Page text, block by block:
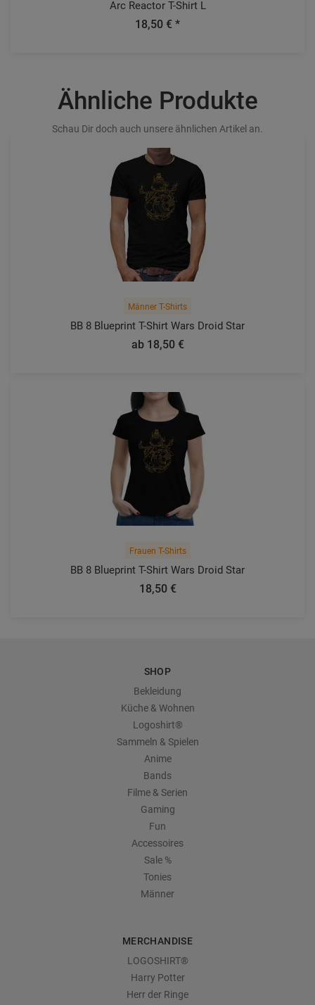
Arc Reactor T-Shirt L
18,50 € *
Ähnliche Produkte
Schau Dir doch auch unsere ähnlichen Artikel an.
Männer T-Shirts
BB 8 Blueprint T-Shirt Wars Droid Star
ab 18,50 €
Frauen T-Shirts
BB 8 Blueprint T-Shirt Wars Droid Star
18,50 €
SHOP
Bekleidung
Küche & Wohnen
Logoshirt®
Sammeln & Spielen
Anime
Bands
Filme & Serien
Gaming
Fun
Accessoires
Sale %
Tonies
Männer
MERCHANDISE
LOGOSHIRT®
Harry Potter
Herr der Ringe